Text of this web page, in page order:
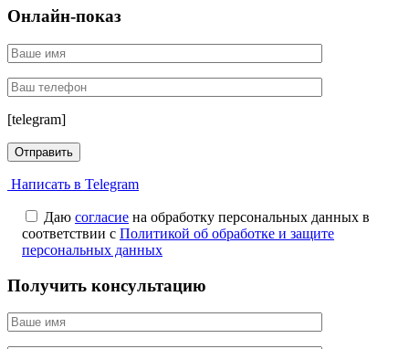
Онлайн-показ
[telegram]
Написать в Telegram
Даю согласие на обработку персональных данных в
соответствии с Политикой об обработке и защите
персональных данных
Получить консультацию